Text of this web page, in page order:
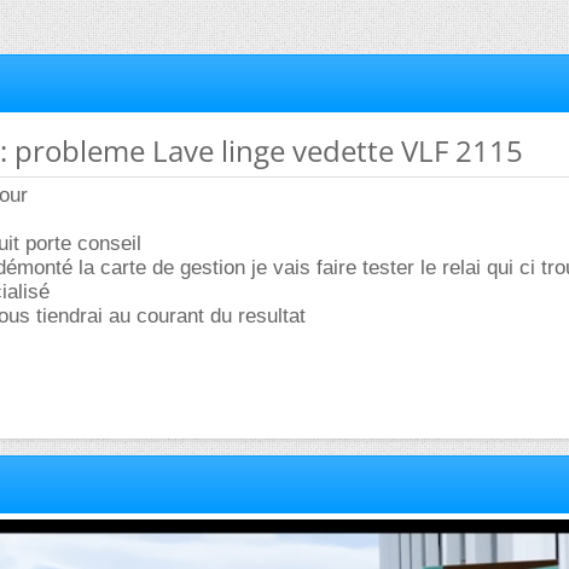
probleme Lave linge vedette VLF 2115
porte conseil
la carte de gestion je vais faire tester le relai qui ci
tiendrai au courant du resultat